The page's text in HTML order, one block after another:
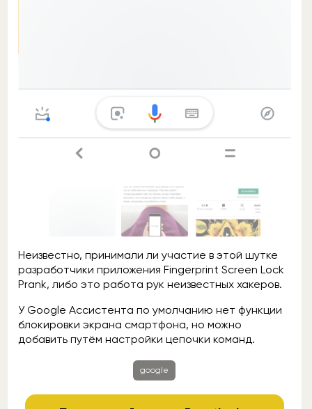
Неизвестно, принимали ли участие в этой шутке
разработчики приложения Fingerprint Screen Lock
Prank, либо это работа рук неизвестных хакеров.
У Google Ассистента по умолчанию нет функции
блокировки экрана смартфона, но можно
добавить путём настройки цепочки команд.
google